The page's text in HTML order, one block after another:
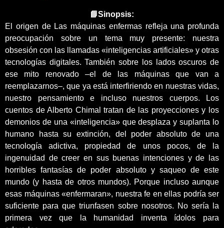
📘Sinopsis:
El origen de Las máquinas enfermas refleja una profunda
preocupación sobre un tema muy presente: nuestra
obsesión con las llamadas «inteligencias artificiales» y otras
tecnologías digitales. También sobre los lados oscuros de
ese mito renovado –el de las máquinas que van a
reemplazarnos–, que ya está interfiriendo en nuestras vidas,
nuestro pensamiento e incluso nuestros cuerpos. Los
cuentos de Alberto Chimal tratan de las proyecciones y los
demonios de una «inteligencia» que desplaza y suplanta lo
humano hasta su extinción, del poder absoluto de una
tecnología adictiva, propiedad de unos pocos, de la
ingenuidad de creer en sus buenas intenciones y de las
horribles fantasías de poder absoluto y saqueo de este
mundo (y hasta de otros mundos). Porque incluso aunque
esas máquinas «enfermaran», nuestra fe en ellas podría ser
suficiente para que triunfasen sobre nosotros. No sería la
primera vez que la humanidad inventa ídolos para